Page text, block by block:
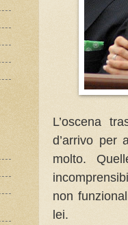
L’oscena
d’arrivo per
molto.
non
lei.